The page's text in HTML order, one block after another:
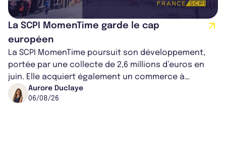
La SCPI MomenTime garde le cap
européen
La SCPI MomenTime poursuit son développement,
portée par une collecte de 2,6 millions d’euros en
juin. Elle acquiert également un commerce à
Worcester, place une plateforme logisti...
Aurore Duclaye
06/08/26